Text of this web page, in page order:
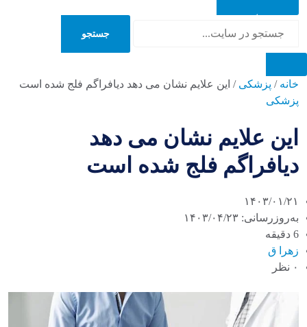
جستجو
خانه / پزشکی / این علایم نشان می دهد دیافراگم فلج شده است
پزشکی
این علایم نشان می دهد
دیافراگم فلج شده است
۱۴۰۳/۰۱/۲۱
به‌روزرسانی: ۱۴۰۳/۰۴/۲۳
6 دقیقه
زهرا ق
۰ نظر